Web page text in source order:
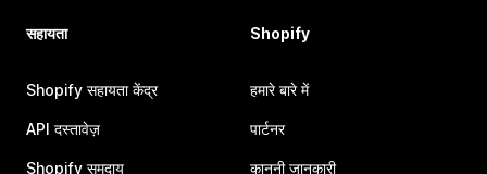
सहायता
Shopify सहायता केंद्र
API दस्तावेज़
Shopify समुदाय
Shopify
हमारे बारे में
पार्टनर
कानूनी जानकारी